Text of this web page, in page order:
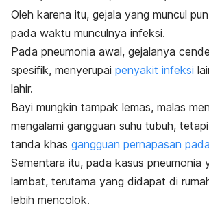
Oleh karena itu, gejala yang muncul
pada waktu munculnya infeksi.
Pada pneumonia awal, gejalanya
spesifik, menyerupai penyakit infeksi
lahir.
Bayi mungkin tampak lemas, malas
mengalami gangguan suhu tubuh,
tanda khas gangguan pernapasan
Sementara itu, pada kasus pneumonia
lambat, terutama yang didapat di
lebih mencolok.